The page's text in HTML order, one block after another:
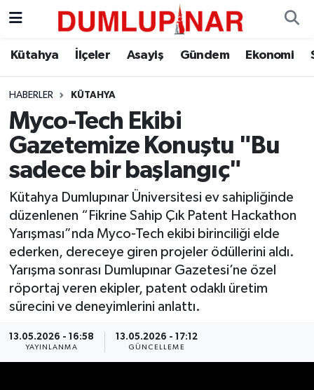
Kütahya İlçeler Asayiş Gündem Ekonomi
HABERLER KÜTAHYA
Myco-Tech Ekibi
Gazetemize Konuştu "Bu
sadece bir başlangıç"
Kütahya Dumlupınar Üniversitesi ev sahipliğinde
düzenlenen “Fikrine Sahip Çık Patent Hackathon
Yarışması”nda Myco-Tech ekibi birinciliği elde
ederken, dereceye giren projeler ödüllerini aldı.
Yarışma sonrası Dumlupınar Gazetesi’ne özel
röportaj veren ekipler, patent odaklı üretim
sürecini ve deneyimlerini anlattı.
13.05.2026 - 16:58
YAYINLANMA
13.05.2026 - 17:12
GÜNCELLEME
Asayiş
Diğer
Dünya
Eğitim
Ekonomi
Eleman
Emlak
Gündem
Haber
Kütahya Hava Durumu
Kütahya Trafik Yoğunluk Haritası
Süper Lig Puan Durumu ve Fikstür
Tüm Manşetler
Son Dakika Haberleri
Haber Arşivi